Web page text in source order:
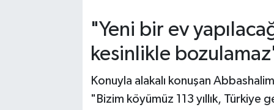
"Yeni bir ev
kesinlikle
Konuyla alakalı konuşan
"Bizim köyümüz 113 yıllık,